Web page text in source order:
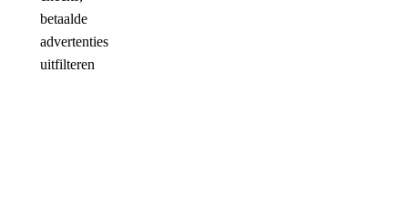
betaalde
advertenties
uitfilteren